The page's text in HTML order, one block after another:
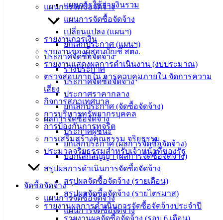
แผนการจัดซื้อจัดจ้าง
แผนการจัดซื้อจัดจ้าง
เปลี่ยนแปลง (แผนฯ)
ยกเลิกประกาศ (แผนฯ)
ประกาศจัดซื้อจัดจ้าง
ร่างประกาศ
ประกาศจัดซื้อจัดจ้าง
ประกาศราคากลาง
ยกเลิกประกาศ (จัดซื้อจัดจ้าง)
ผลการจัดซื้อจัดจ้าง
ประกาศผู้ชนะ
ยกเลิกประกาศ (ผลการจัดซื้อจัดจ้าง)
บอกเลิกสัญญา (ผลการจัดซื้อจัดจ้าง)
สรุปผลการดำเนินการจัดซื้อจัดจ้าง
สรุปผลจัดซื้อจัดจ้าง (รายเดือน)
สรุปผลจัดซื้อจัดจ้าง (รายไตรมาส)
รายงานผลการดำเนินการจัดซื้อจัดจ้างประจำปี
รายงานผลจัดซื้อจัดจ้าง (รอบ 6 เดือน)
แผนการใช้จ่ายงินรวม
รายงานการเงิน
รายงานของผู้สอบบัญชี สตง.
รายงานแสดงผลการดำเนินงาน (งบประมาณ)
ตรวจสอบภายใน การควบคุมภายใน จัดการความ
เสี่ยง
กิจการสภาเทศบาล
การบริหารทรัพยากรบุคคล
การป้องกันการทุจริต
การเสริมสร้างคุณธรรม จริยธรรม
ประมวลจริยธรรมสำหรับเจ้าหน้าที่ของรัฐ
จัดซื้อจัดจ้าง
แผนการจัดซื้อจัดจ้าง
แผนการจัดซื้อจัดจ้าง
เทศบาลเมือง
อ่างศิลา 90/338
ม.3 ต.เสม็ด
อ.เมือง จ.ชลบุรี
142-100-104
บริการ
ประชาชน
ดาวน์โหลด
แบบ